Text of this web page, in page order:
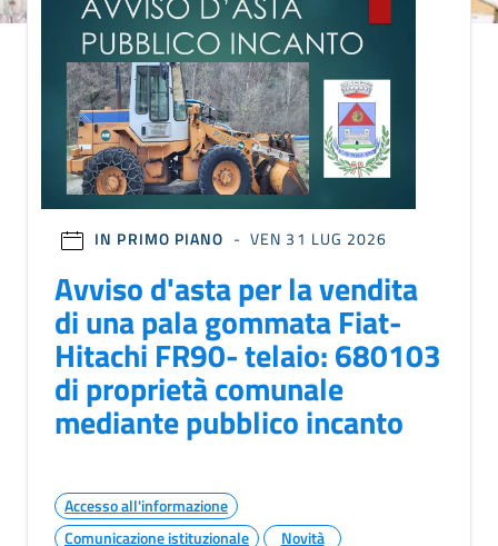
IN PRIMO PIANO - VEN 31 LUG 2026
Avviso d'asta per la vendita
di una pala gommata Fiat-
Hitachi FR90- telaio: 680103
di proprietà comunale
mediante pubblico incanto
Accesso all'informazione
Comunicazione istituzionale
Novità